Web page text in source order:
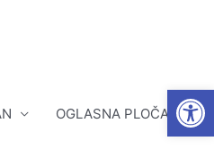
OGLASNA PLOČA